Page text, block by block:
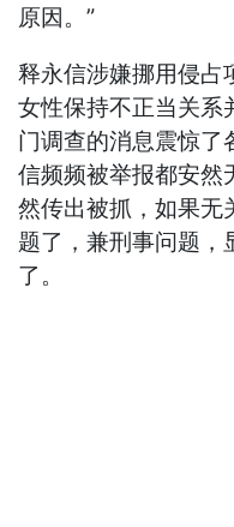
原因。”
释永信涉嫌挪用侵占
女性保持不正当关系
门调查的消息震惊了
信频频被举报都安然
然传出被抓，如果无
题了，兼刑事问题，
了。